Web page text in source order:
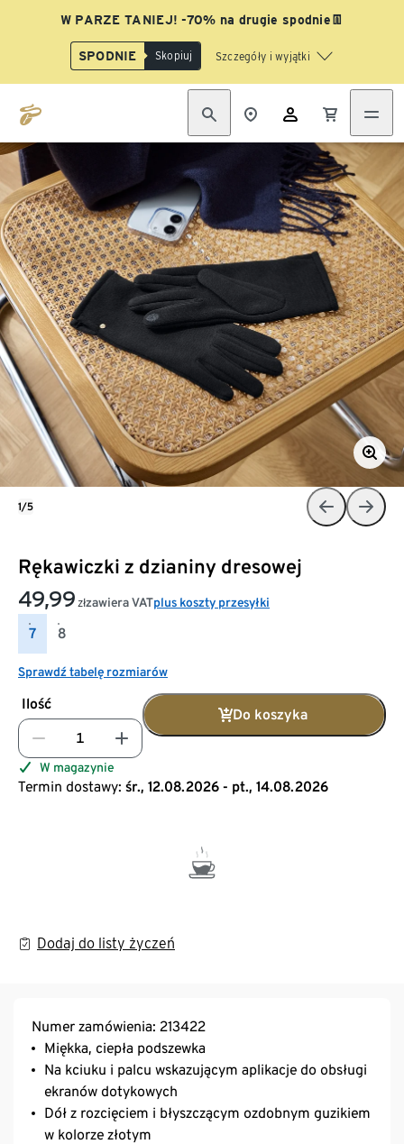
W PARZE TANIEJ! -70% na drugie spodnie👖
SPODNIE Skopiuj Szczegóły i wyjątki
Rękawiczki z dzianiny dresowej
49,99 złzawiera VATplus koszty przesyłki
7 8
Sprawdź tabelę rozmiarów
Ilość
Do koszyka
W magazynie
Termin dostawy: śr., 12.08.2026 - pt., 14.08.2026
Dodaj do listy życzeń
1/5
Numer zamówienia: 213422
Miękka, ciepła podszewka
Na kciuku i palcu wskazującym aplikacje do obsługi
ekranów dotykowych
Dół z rozcięciem i błyszczącym ozdobnym guzikiem
w kolorze złotym